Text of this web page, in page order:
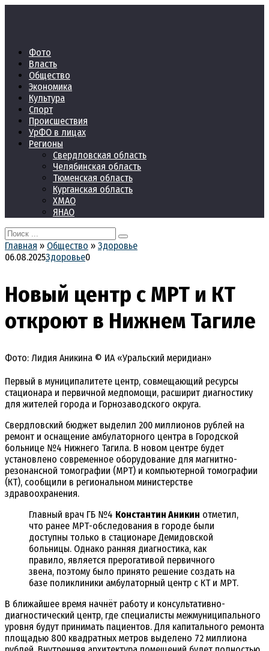
Фото
Власть
Общество
Экономика
Культура
Спорт
Происшествия
УрФО в лицах
Регионы
Свердловская область
Челябинская область
Тюменская область
Курганская область
ХМАО
ЯНАО
Search
for:
Главная » Общество » Здоровье
06.08.2025Здоровье0
Новый центр с МРТ и КТ
откроют в Нижнем Тагиле
Фото: Лидия Аникина © ИА «Уральский меридиан»
Первый в муниципалитете центр, совмещающий ресурсы
стационара и первичной медпомощи, расширит диагностику
для жителей города и Горнозаводского округа.
Свердловский бюджет выделил 200 миллионов рублей на
ремонт и оснащение амбулаторного центра в Городской
больнице №4 Нижнего Тагила. В новом центре будет
установлено современное оборудование для магнитно-
резонансной томографии (МРТ) и компьютерной томографии
(КТ), сообщили в региональном министерстве
здравоохранения.
Главный врач ГБ №4 Константин Аникин отметил,
что ранее МРТ-обследования в городе были
доступны только в стационаре Демидовской
больницы. Однако ранняя диагностика, как
правило, является прерогативой первичного
звена, поэтому было принято решение создать на
базе поликлиники амбулаторный центр с КТ и МРТ.
В ближайшее время начнёт работу и консультативно-
диагностический центр, где специалисты межмуниципального
уровня будут принимать пациентов. Для капитального ремонта
площадью 800 квадратных метров выделено 72 миллиона